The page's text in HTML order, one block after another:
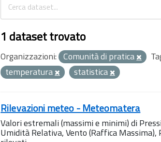
1 dataset trovato
Organizzazioni: Comunità di pratica
temperatura
statistica
Rilevazioni meteo - Meteomatera
Valori estremali (massimi e minimi) di
Umidità Relativa, Vento (Raffica